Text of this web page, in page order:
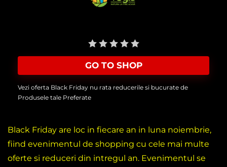
GO TO SHOP
Vezi oferta Black Friday nu rata reducerile si bucurate de
Produsele tale Preferate
Black Friday are loc in fiecare an in luna noiembrie,
fiind evenimentul de shopping cu cele mai multe
oferte si reduceri din intregul an. Evenimentul se